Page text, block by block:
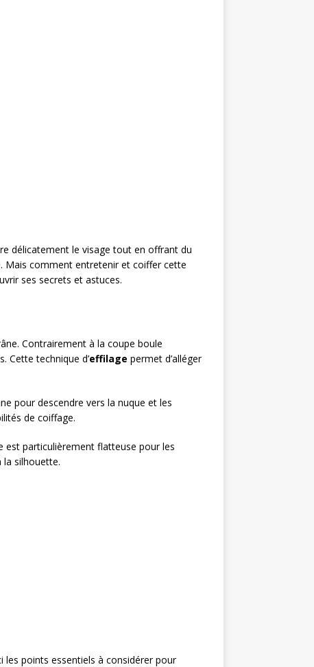
délicatement le visage tout en offrant du
Mais comment entretenir et coiffer cette
ses secrets et astuces.
Contrairement à la coupe boule
Cette technique d’effilage permet d’alléger
pour descendre vers la nuque et les
de coiffage.
est particulièrement flatteuse pour les
silhouette.
les points essentiels à considérer pour